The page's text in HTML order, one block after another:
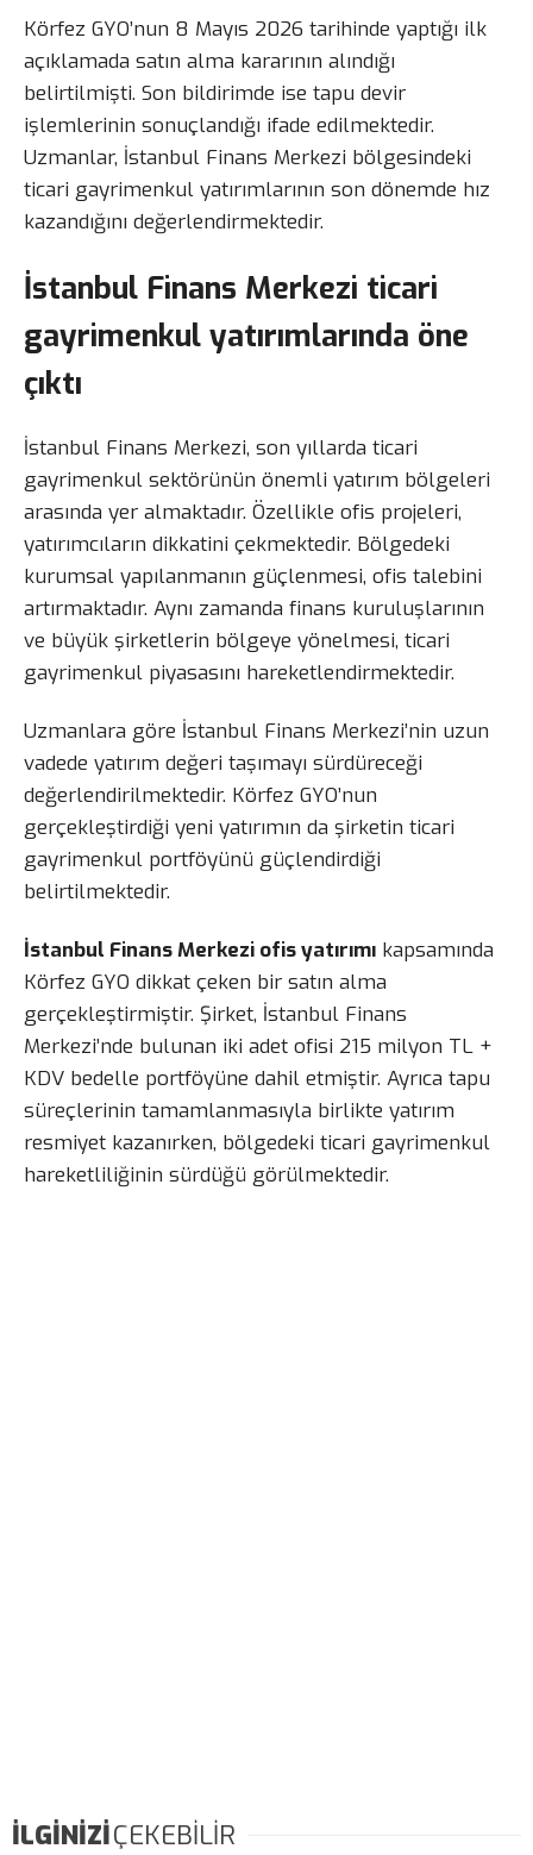
Körfez GYO’nun 8 Mayıs 2026 tarihinde yaptığı ilk
açıklamada satın alma kararının alındığı
belirtilmişti. Son bildirimde ise tapu devir
işlemlerinin sonuçlandığı ifade edilmektedir.
Uzmanlar, İstanbul Finans Merkezi bölgesindeki
ticari gayrimenkul yatırımlarının son dönemde hız
kazandığını değerlendirmektedir.
İstanbul Finans Merkezi ticari
gayrimenkul yatırımlarında öne
çıktı
İstanbul Finans Merkezi, son yıllarda ticari
gayrimenkul sektörünün önemli yatırım bölgeleri
arasında yer almaktadır. Özellikle ofis projeleri,
yatırımcıların dikkatini çekmektedir. Bölgedeki
kurumsal yapılanmanın güçlenmesi, ofis talebini
artırmaktadır. Aynı zamanda finans kuruluşlarının
ve büyük şirketlerin bölgeye yönelmesi, ticari
gayrimenkul piyasasını hareketlendirmektedir.
Uzmanlara göre İstanbul Finans Merkezi’nin uzun
vadede yatırım değeri taşımayı sürdüreceği
değerlendirilmektedir. Körfez GYO’nun
gerçekleştirdiği yeni yatırımın da şirketin ticari
gayrimenkul portföyünü güçlendirdiği
belirtilmektedir.
İstanbul Finans Merkezi ofis yatırımı kapsamında
Körfez GYO dikkat çeken bir satın alma
gerçekleştirmiştir. Şirket, İstanbul Finans
Merkezi’nde bulunan iki adet ofisi 215 milyon TL +
KDV bedelle portföyüne dahil etmiştir. Ayrıca tapu
süreçlerinin tamamlanmasıyla birlikte yatırım
resmiyet kazanırken, bölgedeki ticari gayrimenkul
hareketliliğinin sürdüğü görülmektedir.
İLGİNİZİÇEKEBİLİR